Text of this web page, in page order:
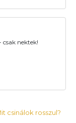
csak nektek!
csinálok rosszul?